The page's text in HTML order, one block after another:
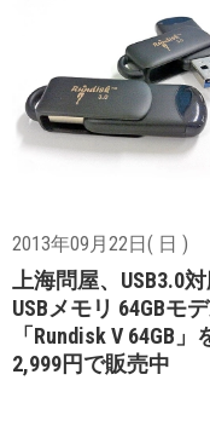
2013年09月22日( 日 )
上海問屋、USB3.0
USBメモリ 64GBモ
「Rundisk V 64GB」
2,999円で販売中